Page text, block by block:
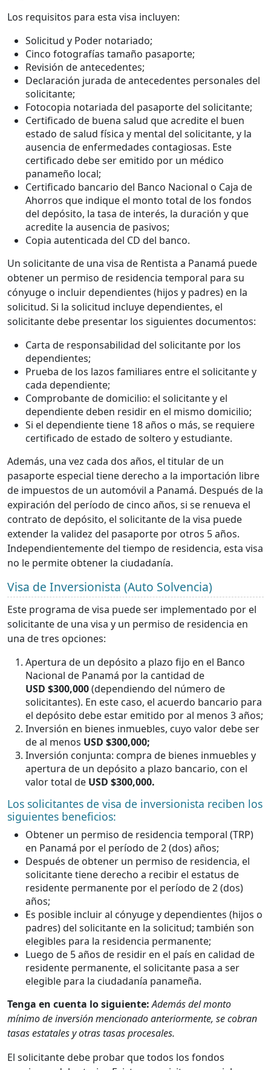
Los requisitos para esta visa incluyen:
Solicitud y Poder notariado;
Cinco fotografías tamaño pasaporte;
Revisión de antecedentes;
Declaración jurada de antecedentes personales del
solicitante;
Fotocopia notariada del pasaporte del solicitante;
Certificado de buena salud que acredite el buen
estado de salud física y mental del solicitante, y la
ausencia de enfermedades contagiosas. Este
certificado debe ser emitido por un médico
panameño local;
Certificado bancario del Banco Nacional o Caja de
Ahorros que indique el monto total de los fondos
del depósito, la tasa de interés, la duración y que
acredite la ausencia de pasivos;
Copia autenticada del CD del banco.
Un solicitante de una visa de Rentista a Panamá puede
obtener un permiso de residencia temporal para su
cónyuge o incluir dependientes (hijos y padres) en la
solicitud. Si la solicitud incluye dependientes, el
solicitante debe presentar los siguientes documentos:
Carta de responsabilidad del solicitante por los
dependientes;
Prueba de los lazos familiares entre el solicitante y
cada dependiente;
Comprobante de domicilio: el solicitante y el
dependiente deben residir en el mismo domicilio;
Si el dependiente tiene 18 años o más, se requiere
certificado de estado de soltero y estudiante.
Además, una vez cada dos años, el titular de un
pasaporte especial tiene derecho a la importación libre
de impuestos de un automóvil a Panamá. Después de la
expiración del período de cinco años, si se renueva el
contrato de depósito, el solicitante de la visa puede
extender la validez del pasaporte por otros 5 años.
Independientemente del tiempo de residencia, esta visa
no le permite obtener la ciudadanía.
Visa de Inversionista (Auto Solvencia)
Este programa de visa puede ser implementado por el
solicitante de una visa y un permiso de residencia en
una de tres opciones:
Apertura de un depósito a plazo fijo en el Banco
Nacional de Panamá por la cantidad de
USD $300,000(dependiendo del número de
solicitantes). En este caso, el acuerdo bancario para
el depósito debe estar emitido por al menos 3 años;
Inversión en bienes inmuebles, cuyo valor debe ser
de al menos USD $300,000;
Inversión conjunta: compra de bienes inmuebles y
apertura de un depósito a plazo bancario, con el
valor total de USD $300,000.
Los solicitantes de visa de inversionista reciben los
siguientes beneficios:
Obtener un permiso de residencia temporal (TRP)
en Panamá por el período de 2 (dos) años;
Después de obtener un permiso de residencia, el
solicitante tiene derecho a recibir el estatus de
residente permanente por el período de 2 (dos)
años;
Es posible incluir al cónyuge y dependientes (hijos o
padres) del solicitante en la solicitud; también son
elegibles para la residencia permanente;
Luego de 5 años de residir en el país en calidad de
residente permanente, el solicitante pasa a ser
elegible para la ciudadanía panameña.
Tenga en cuenta lo siguiente: Además del monto
mínimo de inversión mencionado anteriormente, se cobran
tasas estatales y otras tasas procesales.
El solicitante debe probar que todos los fondos